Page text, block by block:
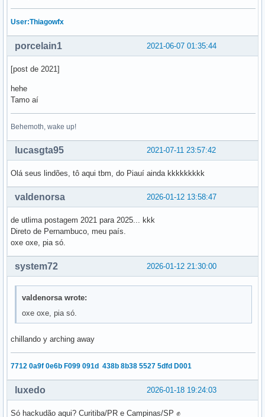
User:Thiagowfx
2021-06-07 01:35:44
porcelain1
[post de 2021]
hehe
Tamo aí
Behemoth, wake up!
2021-07-11 23:57:42
lucasgta95
Olá seus lindões, tô aqui tbm, do Piauí ainda kkkkkkkkk
2026-01-12 13:58:47
valdenorsa
de utlima postagem 2021 para 2025... kkk
Direto de Pernambuco, meu país.
oxe oxe, pia só.
2026-01-12 21:30:00
system72
valdenorsa wrote:
oxe oxe, pia só.
chillando y arching away
7712 0a9f 0e6b F099 091d 438b 8b38 5527 5dfd D001
2026-01-18 19:24:03
luxedo
Só hackudão aqui? Curitiba/PR e Campinas/SP ✊